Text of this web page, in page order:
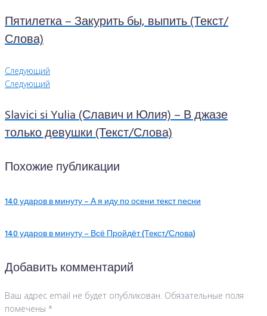
Пятилетка – Закурить бы, выпить (Текст/
Слова)
Следующий
Следующий
Slavici si Yulia (Славич и Юлия) – В джазе
только девушки (Текст/Слова)
Похожие публикации
140 ударов в минуту – А я иду по осени текст песни
140 ударов в минуту – Всё Пройдёт (Текст/Слова)
Добавить комментарий
Ваш адрес email не будет опубликован. Обязательные поля
помечены *